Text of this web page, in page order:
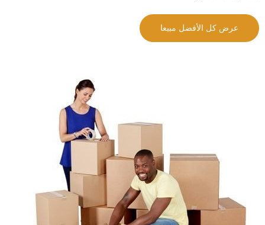
عرض كل الأفضل مبيعا